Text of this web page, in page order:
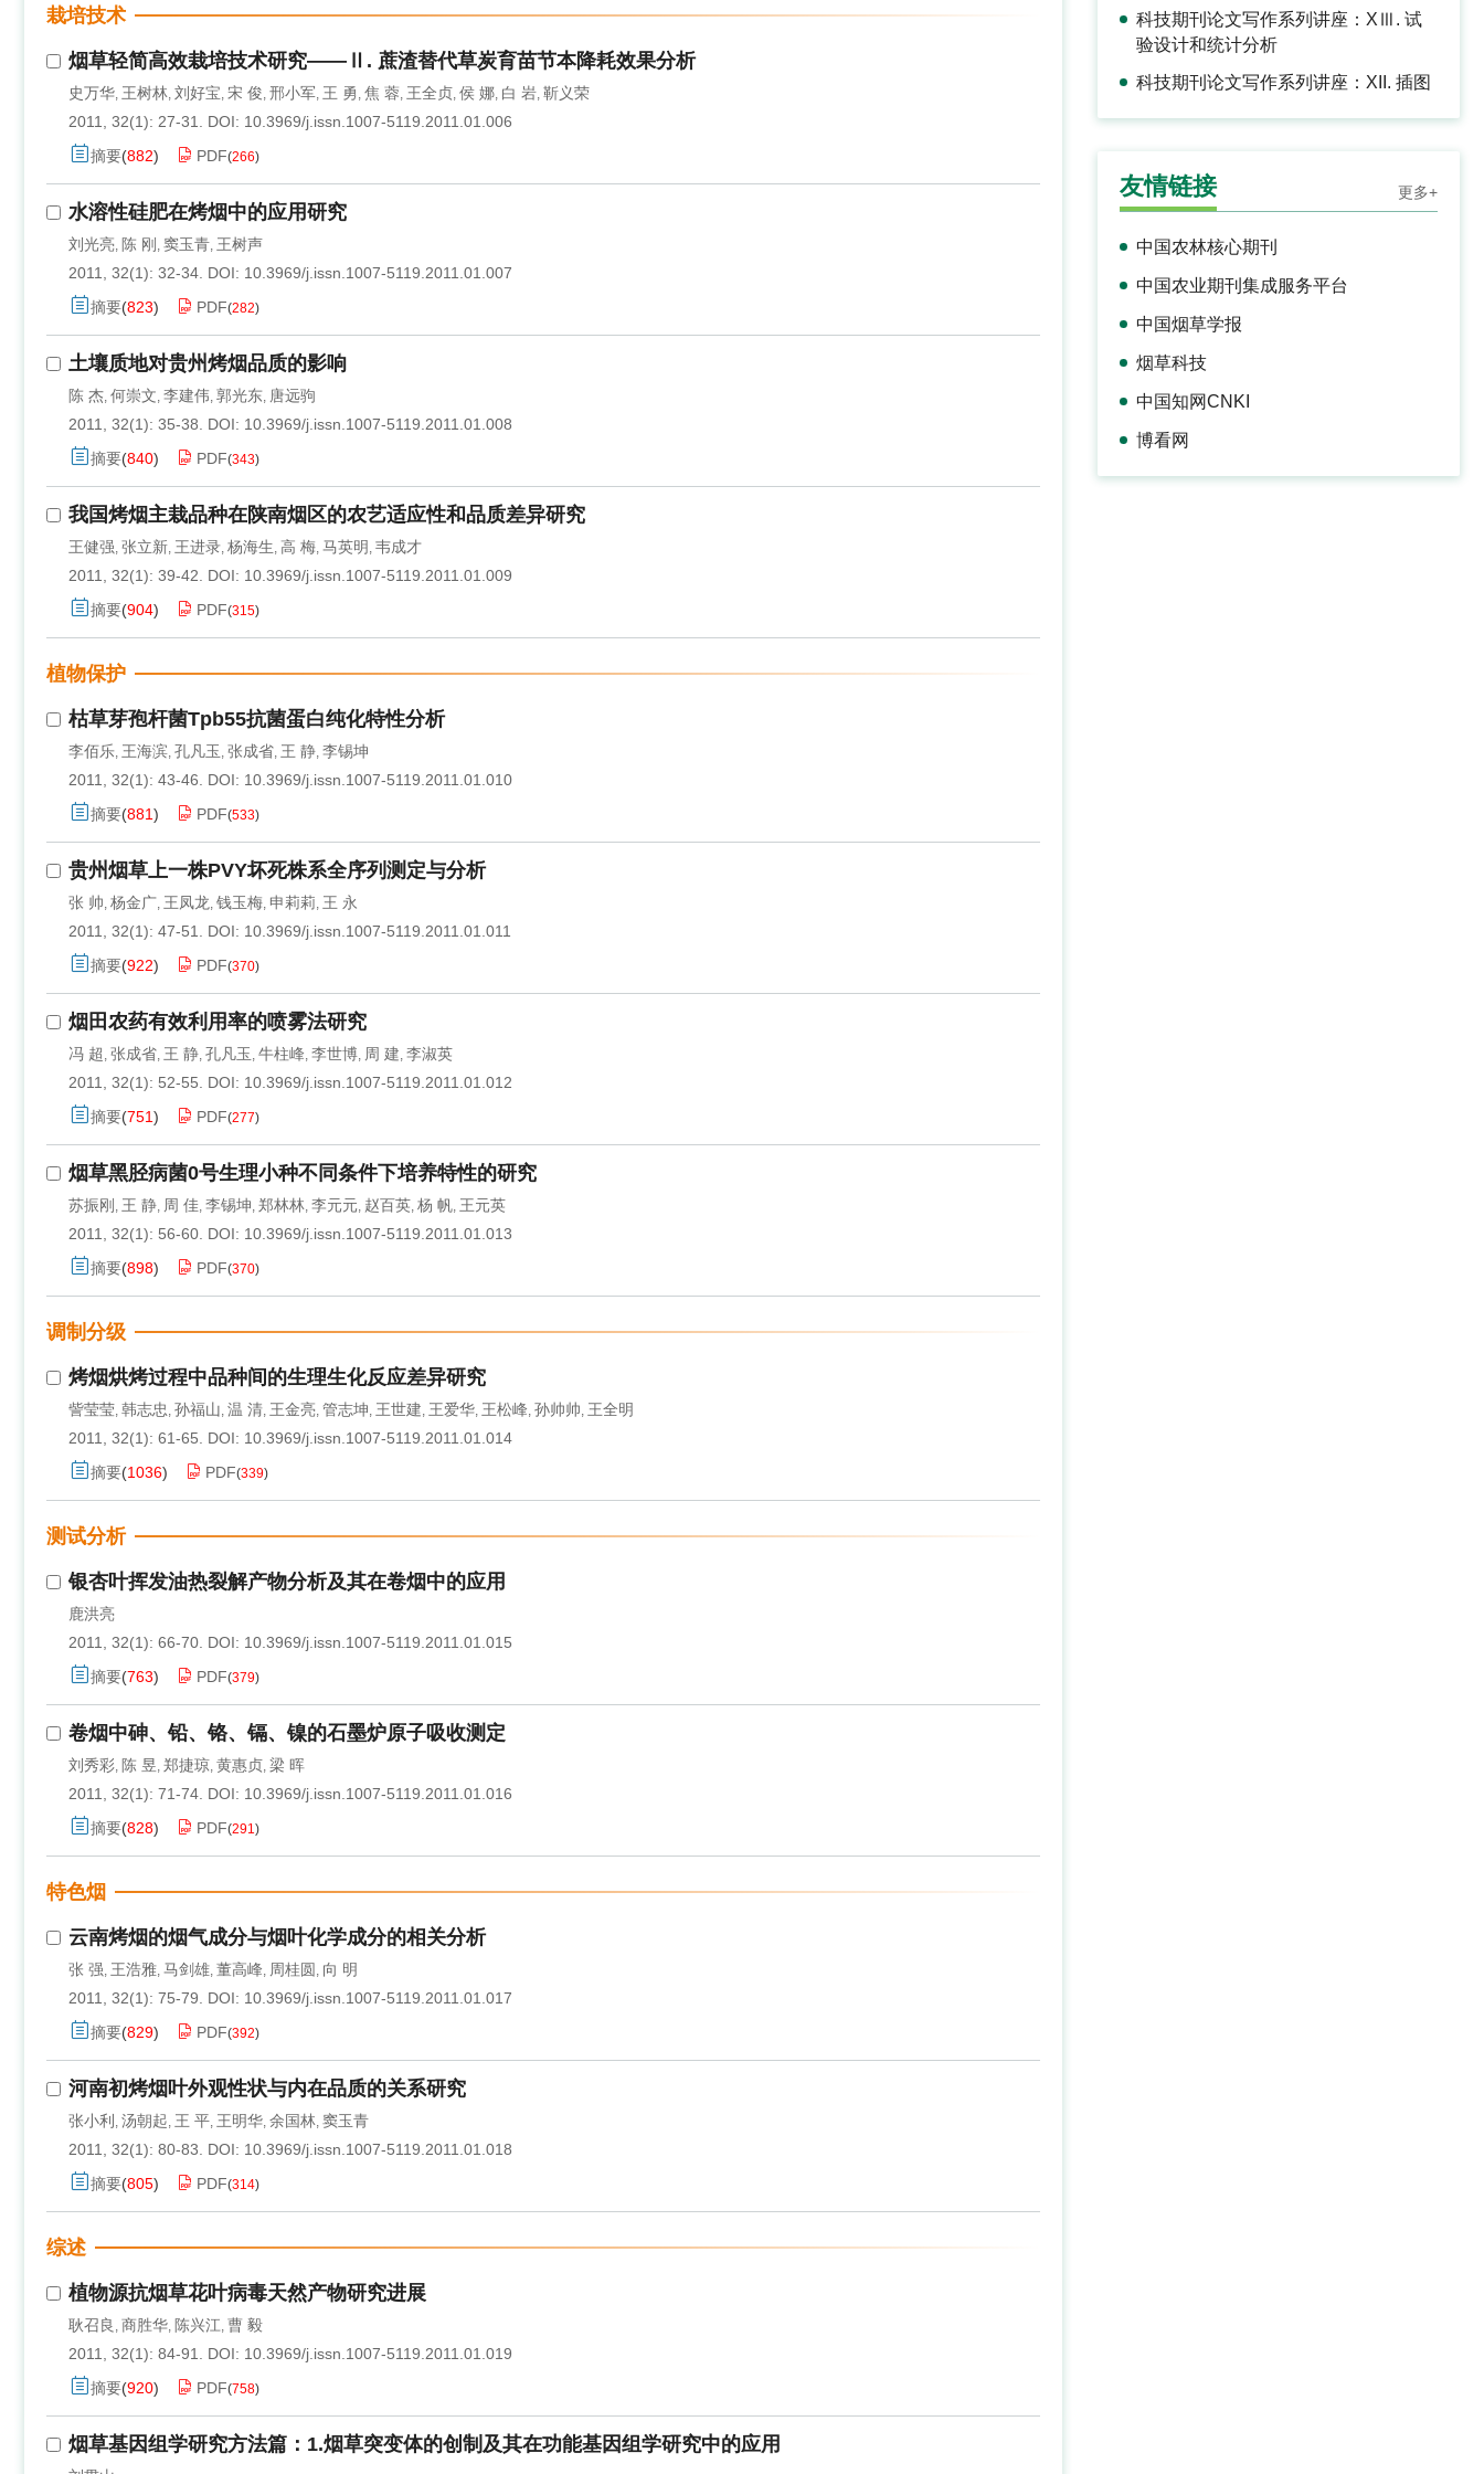
栽培技术
烟草轻简高效栽培技术研究——Ⅱ. 蔗渣替代草炭育苗节本降耗效果分析
史万华, 王树林, 刘好宝, 宋 俊, 邢小军, 王 勇 , 焦 蓉, 王全贞, 侯 娜, 白 岩, 靳义荣
2011, 32(1): 27-31.
DOI: 10.3969/j.issn.1007-5119.2011.01.006
摘要(882) PDF(266)
水溶性硅肥在烤烟中的应用研究
刘光亮, 陈 刚 , 窦玉青, 王树声
2011, 32(1): 32-34. DOI: 10.3969/j.issn.1007-5119.2011.01.007
摘要(823) PDF(282)
土壤质地对贵州烤烟品质的影响
陈 杰, 何崇文, 李建伟, 郭光东, 唐远驹
2011, 32(1): 35-38.
DOI: 10.3969/j.issn.1007-5119.2011.01.008
摘要(840) PDF(343)
我国烤烟主栽品种在陕南烟区的农艺适应性和品质差异研究
王健强, 张立新, 王进录, 杨海生, 高 梅, 马英明 , 韦成才
2011, 32(1): 39-42.
DOI: 10.3969/j.issn.1007-5119.2011.01.009
摘要(904) PDF(315)
植物保护
枯草芽孢杆菌Tpb55抗菌蛋白纯化特性分析
李佰乐, 王海滨, 孔凡玉 , 张成省, 王 静, 李锡坤
2011, 32(1): 43-46.
DOI: 10.3969/j.issn.1007-5119.2011.01.010
摘要(881) PDF(533)
贵州烟草上一株PVY坏死株系全序列测定与分析
张 帅, 杨金广, 王凤龙, 钱玉梅, 申莉莉, 王 永
2011, 32(1): 47-51.
DOI: 10.3969/j.issn.1007-5119.2011.01.011
摘要(922) PDF(370)
烟田农药有效利用率的喷雾法研究
冯 超 , 张成省, 王 静, 孔凡玉 , 牛柱峰, 李世博, 周 建, 李淑英
2011, 32(1): 52-55.
DOI: 10.3969/j.issn.1007-5119.2011.01.012
摘要(751) PDF(277)
烟草黑胫病菌0号生理小种不同条件下培养特性的研究
苏振刚 , 王 静, 周 佳, 李锡坤, 郑林林, 李元元, 赵百英, 杨 帆, 王元英
2011, 32(1): 56-60. DOI: 10.3969/j.issn.1007-5119.2011.01.013
摘要(898) PDF(370)
调制分级
烤烟烘烤过程中品种间的生理生化反应差异研究
訾莹莹, 韩志忠 , 孙福山, 温 清, 王金亮, 管志坤, 王世建, 王爱华, 王松峰, 孙帅帅, 王全明
2011, 32(1): 61-65.
DOI: 10.3969/j.issn.1007-5119.2011.01.014
摘要(1036) PDF(339)
测试分析
银杏叶挥发油热裂解产物分析及其在卷烟中的应用
鹿洪亮
2011, 32(1): 66-70. DOI: 10.3969/j.issn.1007-5119.2011.01.015
摘要(763) PDF(379)
卷烟中砷、铅、铬、镉、镍的石墨炉原子吸收测定
刘秀彩, 陈 昱, 郑捷琼, 黄惠贞, 梁 晖
2011, 32(1): 71-74. DOI: 10.3969/j.issn.1007-5119.2011.01.016
摘要(828) PDF(291)
特色烟
云南烤烟的烟气成分与烟叶化学成分的相关分析
张 强, 王浩雅, 马剑雄, 董高峰, 周桂圆 , 向 明
2011, 32(1): 75-79.
DOI: 10.3969/j.issn.1007-5119.2011.01.017
摘要(829) PDF(392)
河南初烤烟叶外观性状与内在品质的关系研究
张小利 , 汤朝起, 王 平, 王明华, 余国林, 窦玉青
2011, 32(1): 80-83.
DOI: 10.3969/j.issn.1007-5119.2011.01.018
摘要(805) PDF(314)
综述
植物源抗烟草花叶病毒天然产物研究进展
耿召良 , 商胜华, 陈兴江, 曹 毅
2011, 32(1): 84-91.
DOI: 10.3969/j.issn.1007-5119.2011.01.019
摘要(920) PDF(758)
烟草基因组学研究方法篇：1.烟草突变体的创制及其在功能基因组学研究中的应用
科技期刊论文写作系列讲座：XⅢ. 试
验设计和统计分析
科技期刊论文写作系列讲座：XII. 插图
友情链接 更多+
中国农林核心期刊
中国农业期刊集成服务平台
中国烟草学报
烟草科技
中国知网CNKI
博看网